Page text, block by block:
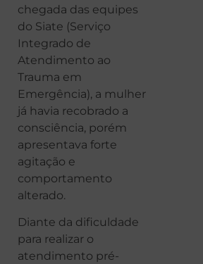
chegada das equipes
do Siate (Serviço
Integrado de
Atendimento ao
Trauma em
Emergência), a mulher
já havia recobrado a
consciência, porém
apresentava forte
agitação e
comportamento
alterado.
Diante da dificuldade
para realizar o
atendimento pré-